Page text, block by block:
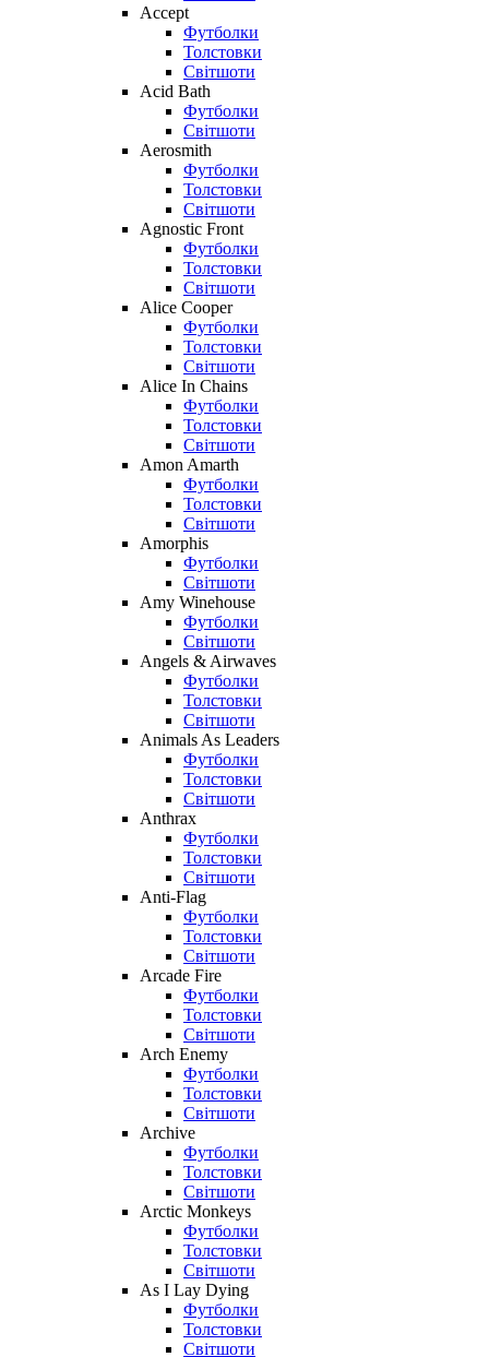
Accept
Футболки
Толстовки
Світшоти
Acid Bath
Футболки
Світшоти
Aerosmith
Футболки
Толстовки
Світшоти
Agnostic Front
Футболки
Толстовки
Світшоти
Alice Cooper
Футболки
Толстовки
Світшоти
Alice In Chains
Футболки
Толстовки
Світшоти
Amon Amarth
Футболки
Толстовки
Світшоти
Amorphis
Футболки
Світшоти
Amy Winehouse
Футболки
Світшоти
Angels & Airwaves
Футболки
Толстовки
Світшоти
Animals As Leaders
Футболки
Толстовки
Світшоти
Anthrax
Футболки
Толстовки
Світшоти
Anti-Flag
Футболки
Толстовки
Світшоти
Arcade Fire
Футболки
Толстовки
Світшоти
Arch Enemy
Футболки
Толстовки
Світшоти
Archive
Футболки
Толстовки
Світшоти
Arctic Monkeys
Футболки
Толстовки
Світшоти
As I Lay Dying
Футболки
Толстовки
Світшоти